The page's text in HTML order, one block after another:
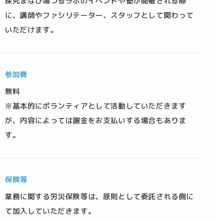
に、講師やファシリテーター、スタッフとして関わって
いただけます。
参加費
無料
※基本的にボランティアとして活動していただきます
が、内容によっては謝金をお支払いする場合もありま
す。
保険等
業務に関する労災保険等は、原則として委託される側に
て加入していただきます。